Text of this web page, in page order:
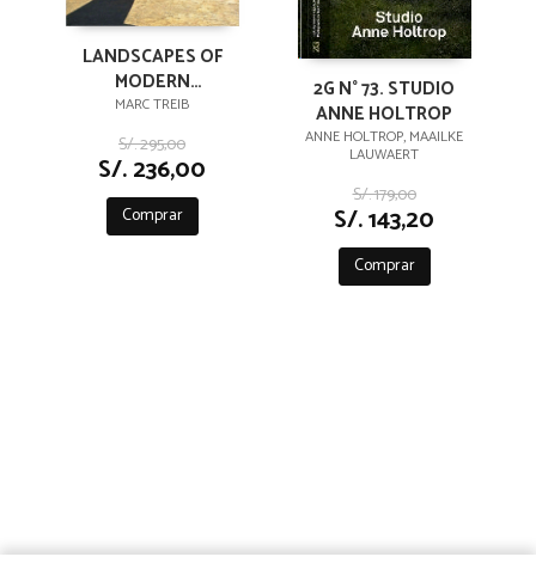
LANDSCAPES OF
MODERN
ARCHITECTURE
MARC TREIB
S/. 295,00
S/. 236,00
Comprar
2G N° 73. STUDIO
ANNE HOLTROP
ANNE HOLTROP, MAAILKE
LAUWAERT
S/. 179,00
S/. 143,20
Comprar